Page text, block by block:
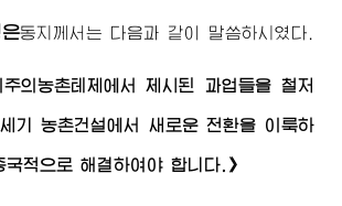
동지께서 는 다음과 같이 말씀하시였다.
주의농촌테제에서 제시된 과업들을 철저
기 농촌건설에서 새로운 전환을 이룩하
적으로 해결하여야 합니다.》